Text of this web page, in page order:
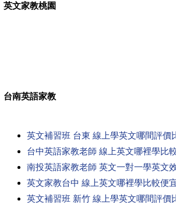
英文家教桃園
台南英語家教
英文補習班 台東 線上學英文哪間評價
台中英語家教老師 線上英文哪裡學比
南投英語家教老師 英文一對一學英文
英文家教台中 線上英文哪裡學比較便
英文補習班 新竹 線上學英文哪間評價